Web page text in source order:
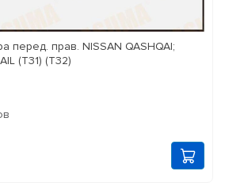
перед. прав. NISSAN QASHQAI;
(T31) (T32)